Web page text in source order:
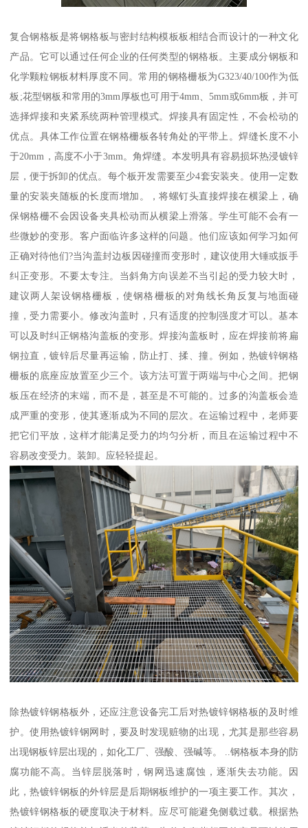
复合钢格板是将钢格板与密封结构模板板相结合而设计的一种文化
产品。它可以通过任何企业的任何类型的钢格板。主要成分钢板和
化学颗粒钢板材料厚度不同。常用的钢格栅板为G323/40/100作为低
板;花型钢板和常用的3mm厚板也可用于4mm、5mm或6mm板，并可
选择焊接和夹紧系统两种管理模式。焊接具有固定性，不会松动的
优点。具体工作位置在钢格栅板各转角处的平带上。焊缝长度不小
于20mm，高度不小于3mm。角焊缝。本发明具有容易损坏热浸镀锌
层，便于拆卸的优点。每个板开发需要至少4套安装夹。使用一定数
量的安装夹随板的长度而增加。，将螺钉头直接焊接在横梁上，确
保钢格栅不会因设备夹具松动而从横梁上滑落。学生可能不会有一
些微妙的变形。客户面临许多这样的问题。他们应该如何学习如何
正确对待他们?当沟盖封边板因碰撞而变形时，建议使用大锤或扳手
纠正变形。不要太专注。当斜角方向误差不当引起的受力较大时，
建议两人架设钢格栅板，使钢格栅板的对角线长角反复与地面碰
撞，受力需要小。修改沟盖时，只有适度的控制强度才可以。基本
可以及时纠正钢格沟盖板的变形。焊接沟盖板时，应在焊接前将扁
钢拉直，镀锌后尽量再运输，防止打、揉、撞。例如，热镀锌钢格
栅板的底座应放置至少三个。该方法可置于两端与中心之间。把钢
板压在经济的末端，而不是，甚至是不可能的。过多的沟盖板会造
成严重的变形，使其逐渐成为不同的层次。在运输过程中，老师要
把它们平放，这样才能满足受力的均匀分析，而且在运输过程中不
容易改变受力。装卸。应轻轻提起。
除热镀锌钢格板外，还应注意设备完工后对热镀锌钢格板的及时维
护。使用热镀锌钢网时，要及时发现赃物的出现，尤其是那些容易
出现钢板锌层出现的，如化工厂、强酸、强碱等。 ..钢格板本身的防
腐功能不高。当锌层脱落时，钢网迅速腐蚀，逐渐失去功能。因
此，热镀锌钢板的外锌层是后期钢板维护的一项主要工作。其次，
热镀锌钢格板的硬度取决于材料。应尽可能避免侧载过载。根据热